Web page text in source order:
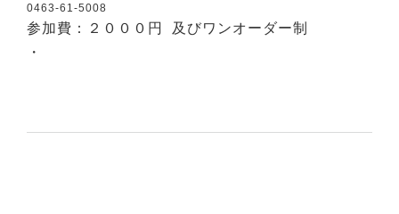
0463-61-5008
参加費：２０００円 及びワンオーダー制
・